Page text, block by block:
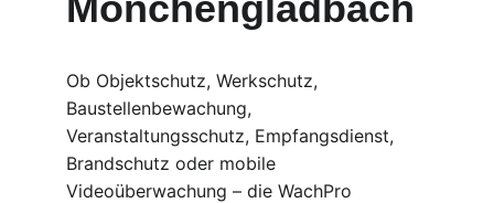
Ob Objektschutz, Werkschutz,
Baustellenbewachung,
Veranstaltungsschutz, Empfangsdienst,
Brandschutz oder mobile
Videoüberwachung – die WachPro